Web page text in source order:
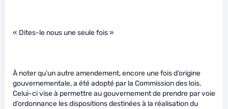
« Dites-le nous une seule fois »
À noter qu’un autre amendement, encore une fois d’origine
gouvernementale, a été adopté par la Commission des lois.
Celui-ci vise à permettre au gouvernement de prendre par voie
d’ordonnance les dispositions destinées à la réalisation du